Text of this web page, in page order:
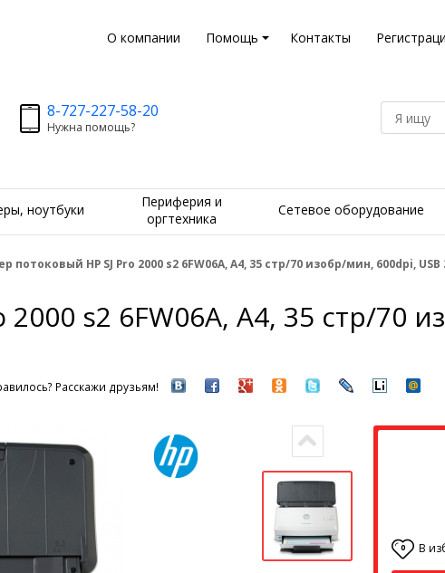
О компании Помощь Контакты
8-727-227-58-20
Нужна помощь?
ноутбуки
Периферия и
оргтехника
Сетевое оборудование
потоковый HP SJ Pro 2000 s2 6FW06A, A4, 35 стр/70 изобр/мин, 600dpi, USB
s2 6FW06A, A4, 35 стр/70
Расскажи друзьям!
0 В